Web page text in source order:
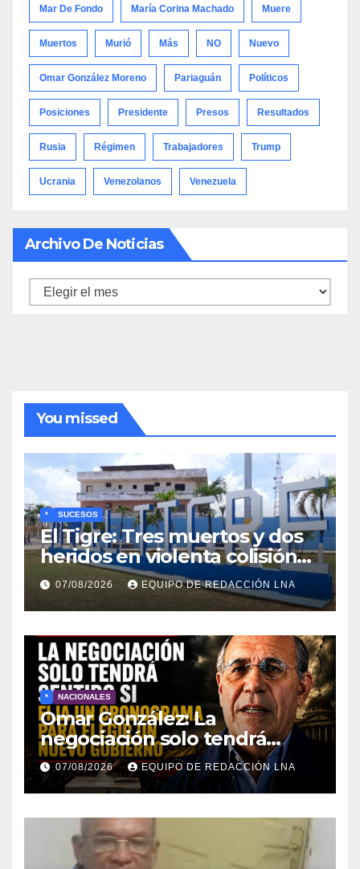
Mar De Fondo María Corina Machado Muere
Muertos Murió Más NO Nuevo
Omar González Moreno Pariaguán Políticos
Posiciones Presidente Presos Resultados
Rusia Régimen Trabajadores Trump
Ucrania Venezolanos Venezuela
Archivo De Noticias
Archivo
You missed
* SUCESOS
El Tigre: Tres muertos y dos
heridos en violenta colisión
de vehículos
07/08/2026 EQUIPO DE REDACCIÓN LNA
* NACIONALES
Omar González: La
negociación solo tendrá
sentido si fija un cronograma
para elegir un nuevo
gobierno
07/08/2026 EQUIPO DE REDACCIÓN LNA